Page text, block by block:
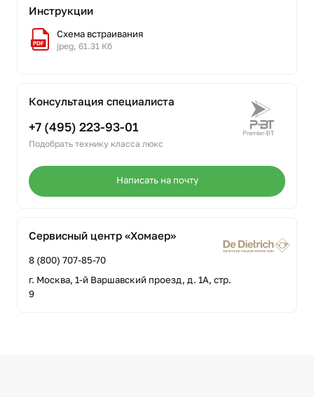
Инструкции
Схема встраивания
jpeg, 61.31 Кб
Консультация специалиста
+7 (495) 223-93-01
Подобрать технику класса люкс
Написать на почту
Сервисный центр «Хомаер»
8 (800) 707-85-70
г. Москва, 1-й Варшавский проезд, д. 1А, стр.
9